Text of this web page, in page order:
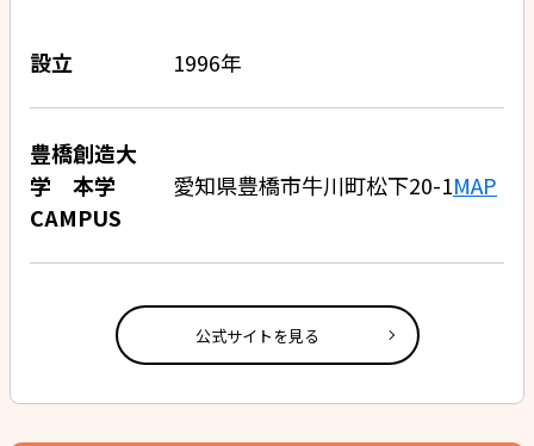
設立 1996年
豊橋創造大
学 本学
CAMPUS
愛知県豊橋市牛川町松下20-1MAP
公式サイトを見る